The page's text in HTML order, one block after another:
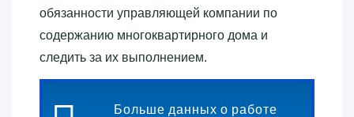
обязанности управляющей компании по
содержанию многоквартирного дома и
следить за их выполнением.
Больше данных о работе